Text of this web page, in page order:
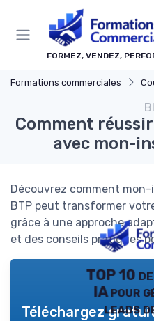
FORMEZ, VENDEZ,
Formations commerciales
Comment
avec mon-
Découvrez comment
BTP peut transformer
grâce à une approche
et des conseils pratiques
TOP 10
IA pour
leads
Téléchargez
Panneau de gestion des